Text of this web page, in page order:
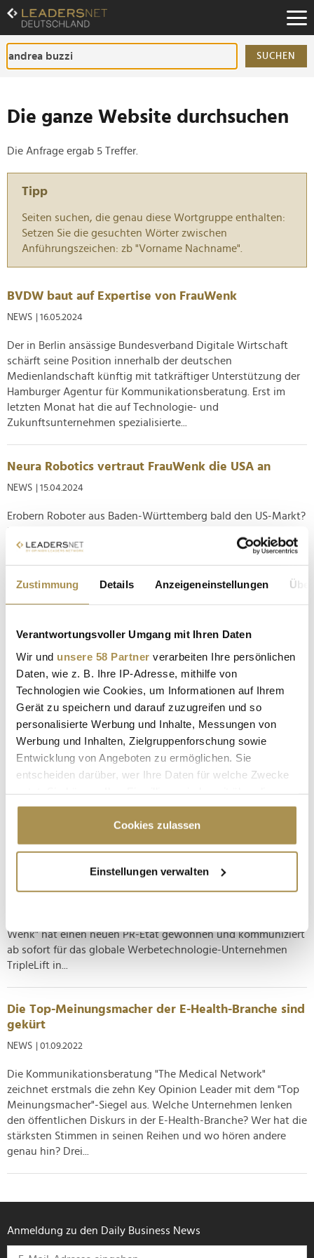
Zustimmung Details Anzeigeneinstellungen
Verantwortungsvoller Umgang mit Ihren Daten
Wir und unsere 58 Partner verarbeiten Ihre persönlichen
Daten, wie z. B. Ihre IP-Adresse, mithilfe von
Technologien wie Cookies, um Informationen auf Ihrem
Gerät zu speichern und darauf zuzugreifen und so
personalisierte Werbung und Inhalte, Messungen von
Werbung und Inhalten, Zielgruppenforschung sowie
Entwicklung von Angeboten zu ermöglichen. Sie
entscheiden darüber, wer Ihre Daten für welche Zwecke
Cookie-Erklärung oder durch Klicken auf das Privacy
Trigger Symbol ändern oder widerrufen
Informationen über Ihre geografische Lage
erfassen, welche bis auf einige Meter genau sein
bestimmten Merkmalen (Fingerprinting) identifizieren
Erfahren Sie mehr darüber, wie Ihre persönlichen Daten
Wir verwenden Cookies, um Inhalte und Anzeigen zu
personalisieren, Funktionen für soziale Medien anbieten
analysieren. Außerdem geben wir Informationen zu Ihrer
Verwendung unserer Website an unsere Partner für
soziale Medien, Werbung und Analysen weiter. Unsere
Partner führen diese Informationen möglicherweise mit
weiteren Daten zusammen, die Sie ihnen bereitgestellt
Cookies zulassen
Einstellungen verwalten
Zum
Inhalt
Zur
Fußzeilen-
Navigation
SUCHEN
Die ganze Website durchsuchen
Die Anfrage ergab 5 Treffer.
Tipp
Seiten suchen, die genau diese Wortgruppe enthalten:
Setzen Sie die gesuchten Wörter zwischen
Anführungszeichen: zb "Vorname Nachname".
BVDW baut auf Expertise von FrauWenk
NEWS | 16.05.2024
Der in Berlin ansässige Bundesverband Digitale Wirtschaft
schärft seine Position innerhalb der deutschen
Medienlandschaft künftig mit tatkräftiger Unterstützung der
Hamburger Agentur für Kommunikationsberatung. Erst im
letzten Monat hat die auf Technologie- und
Zukunftsunternehmen spezialisierte...
Neura Robotics vertraut FrauWenk die USA an
NEWS | 15.04.2024
Erobern Roboter aus Baden-Württemberg bald den US-Markt?
In jedem Fall setzen die Experten von Neura Robotics ab
sofort auf die Dienste der Berliner Agentur-Dependance, um
Offerista lässt wieder "Frau Wenk" für sich
kommunizieren
NEWS | 04.06.2023
Die Hamburger Kommunikationsberatung soll den Spezialist
größten Herausforderungen im Handel" unterstützen. "Frau
Wenk" hat den PR-Etat der Offerista Group GmbH gewonnen
und wird das Unternehmen mit Sitz in Berlin ab sofort bei
seiner PR- und...
"Frau Wenk" sichert sich PR-Etat von TripleLift in
Die Hamburger Kommunikationsberatung soll den Adtech-
Wenk" hat einen neuen PR-Etat gewonnen und kommuniziert
ab sofort für das globale Werbetechnologie-Unternehmen
TripleLift in...
Die Top-Meinungsmacher der E-Health-Branche sind
gekürt
NEWS | 01.09.2022
Die Kommunikationsberatung "The Medical Network"
zeichnet erstmals die zehn Key Opinion Leader mit dem "Top
Meinungsmacher"-Siegel aus. Welche Unternehmen lenken
den öffentlichen Diskurs in der E-Health-Branche? Wer hat die
stärksten Stimmen in seinen Reihen und wo hören andere
genau hin? Drei...
Anmeldung zu den Daily Business News